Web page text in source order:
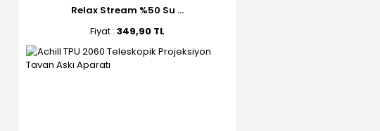
Relax Stream %50 Su ...
Fiyat : 349,90 TL